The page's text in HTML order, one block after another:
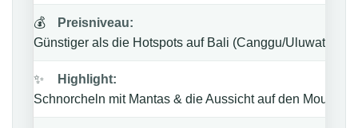
💰
Preisniveau:
Günstiger als die Hotspots auf Bali (Canggu/Uluwatu).
✨
Highlight:
Schnorcheln mit Mantas & die Aussicht auf den Mount